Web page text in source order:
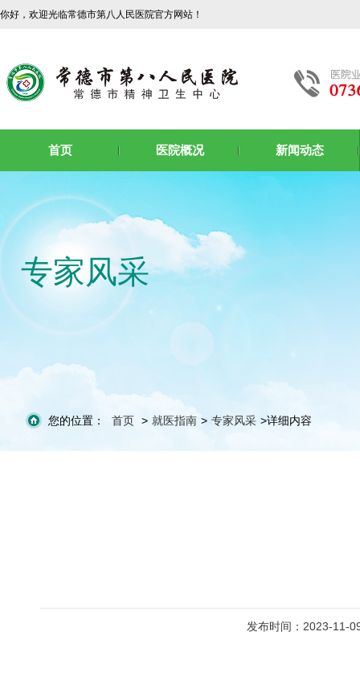
你好，欢迎光临常德市第八人民医院官方网站！
首页 医院概况 新闻动态
专家风采
您的位置： 首页 > 就医指南 > 专家风采 >详细内容
发布时间：2023-11-